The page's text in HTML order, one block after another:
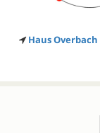
Haus Overbach